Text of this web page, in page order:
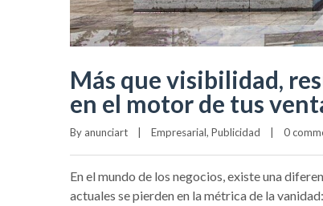
Más que visibilidad,
en el motor de tus
By anunciart Empresarial, Publicidad 0
En el mundo de los negocios, existe una
actuales se pierden en la métrica de la